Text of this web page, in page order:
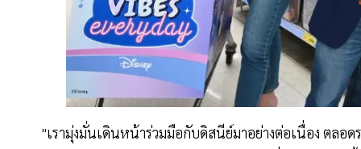
"เรามุ่งมั่นเดินหน้าร่วมมือกับดิสนีย์มาอย่างต่อเนื่อง ตลอ